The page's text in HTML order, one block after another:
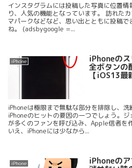
インスタグラムには投稿した写真に位置情
り、人気の機能となっています。 訪れた
マパークなどなど、思い出とともに投稿
ね。 (adsbygoogle =...
iPhone iPhoneの
全ボタンの
【iOS13最
iPhoneは極限まで無駄な部分を排除し、
iPhoneのヒットの要因の一つでしょう。
が多くのファンを呼び込み、Apple信者を
いえ、iPhoneには少なから...
iPhone iPhoneのア